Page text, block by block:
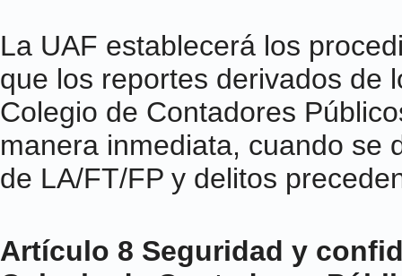
La UAF establecerá los
que los reportes derivados de
Colegio de Contadores
manera inmediata, cuando se
de LA/FT/FP y delitos
Artículo 8 Seguridad y